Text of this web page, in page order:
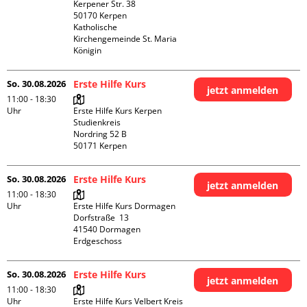
Kerpener Str. 38
50170 Kerpen
Katholische
Kirchengemeinde St. Maria
Königin
So. 30.08.2026
11:00 - 18:30
Uhr
Erste Hilfe Kurs
Erste Hilfe Kurs Kerpen
Studienkreis
Nordring 52 B
jetzt anmelden
So. 30.08.2026
11:00 - 18:30
Uhr
Erste Hilfe Kurs
Erste Hilfe Kurs Dormagen
Dorfstraße  13
41540 Dormagen
Erdgeschoss
jetzt anmelden
So. 30.08.2026
11:00 - 18:30
Uhr
Erste Hilfe Kurs
Erste Hilfe Kurs Velbert Kreis
jetzt anmelden